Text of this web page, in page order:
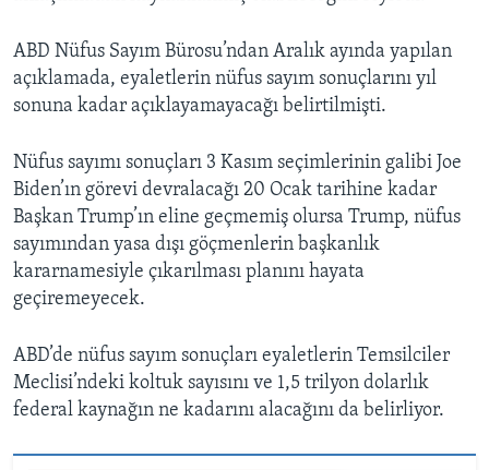
ABD Nüfus Sayım Bürosu’ndan Aralık ayında yapılan
açıklamada, eyaletlerin nüfus sayım sonuçlarını yıl
sonuna kadar açıklayamayacağı belirtilmişti.
Nüfus sayımı sonuçları 3 Kasım seçimlerinin galibi Joe
Biden’ın görevi devralacağı 20 Ocak tarihine kadar
Başkan Trump’ın eline geçmemiş olursa Trump, nüfus
sayımından yasa dışı göçmenlerin başkanlık
kararnamesiyle çıkarılması planını hayata
geçiremeyecek.
ABD’de nüfus sayım sonuçları eyaletlerin Temsilciler
Meclisi’ndeki koltuk sayısını ve 1,5 trilyon dolarlık
federal kaynağın ne kadarını alacağını da belirliyor.